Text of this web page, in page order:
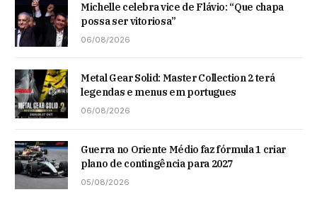
Michelle celebra vice de Flávio: “Que chapa
possa ser vitoriosa”
06/08/2026
Metal Gear Solid: Master Collection 2 terá
legendas e menus em portugues
06/08/2026
Guerra no Oriente Médio faz fórmula 1 criar
plano de contingência para 2027
05/08/2026